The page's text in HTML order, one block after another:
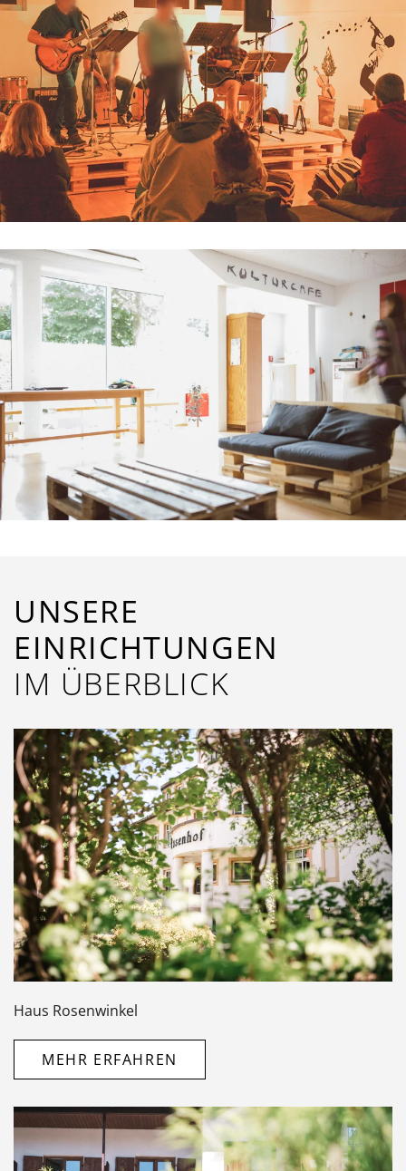
UNSERE
EINRICHTUNGEN
IM ÜBERBLICK
Haus Rosenwinkel
MEHR ERFAHREN